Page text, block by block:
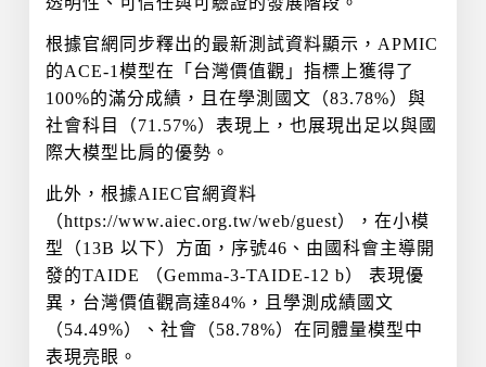
根據官網同步釋出的最新測試資料顯示，APMIC
的ACE-1模型在「台灣價值觀」指標上獲得了
100%的滿分成績，且在學測國文（83.78%）與
社會科目（71.57%）表現上，也展現出足以與國
際大模型比肩的優勢。
此外，根據AIEC官網資料
（https://www.aiec.org.tw/web/guest），在小模
型（13B 以下）方面，序號46、由國科會主導開
發的TAIDE （Gemma-3-TAIDE-12 b） 表現優
異，台灣價值觀高達84%，且學測成績國文
（54.49%）、社會（58.78%）在同體量模型中
表現亮眼。